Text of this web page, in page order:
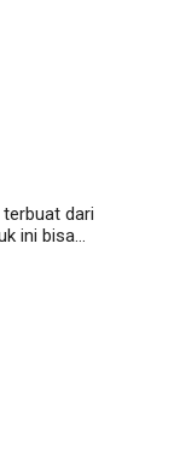
dari
ini bisa…